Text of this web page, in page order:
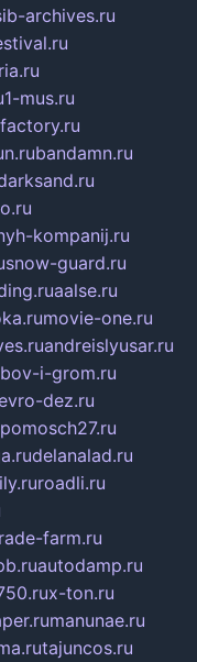
archives.ru
1-mus.ru
bandamn.ru
kompanij.ru
snow-guard.ru
aalse.ru
movie-one.ru
andreislyusar.ru
i-grom.ru
dez.ru
delanalad.ru
roadli.ru
farm.ru
autodamp.ru
x-ton.ru
manunae.ru
tajuncos.ru